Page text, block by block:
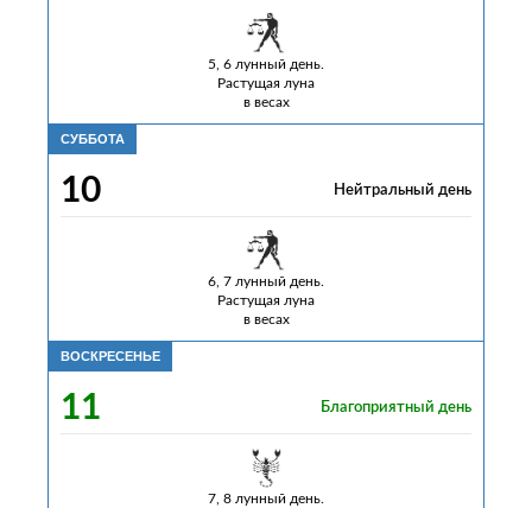
5, 6 лунный день.
Растущая луна
в весах
СУББОТА
10 Нейтральный день
6, 7 лунный день.
Растущая луна
в весах
ВОСКРЕСЕНЬЕ
11 Благоприятный день
7, 8 лунный день.